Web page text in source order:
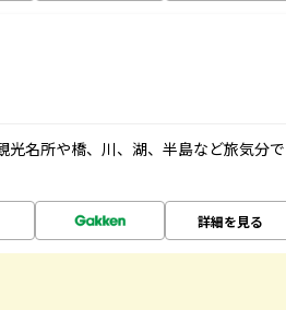
光名所や橋、川、湖、半島など旅気分で
詳細を見る